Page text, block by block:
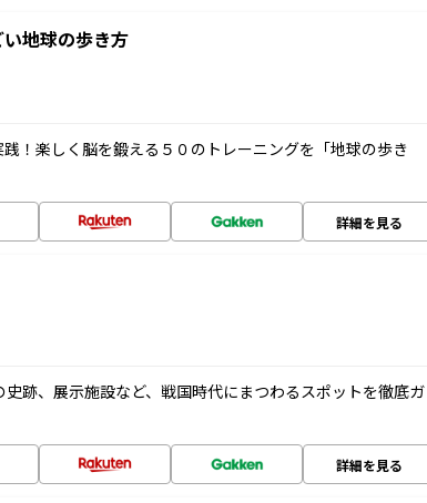
地球の歩き方
！楽しく脳を鍛える５０のトレーニングを「地球の歩き
詳細を見る
跡、展示施設など、戦国時代にまつわるスポットを徹底ガ
詳細を見る